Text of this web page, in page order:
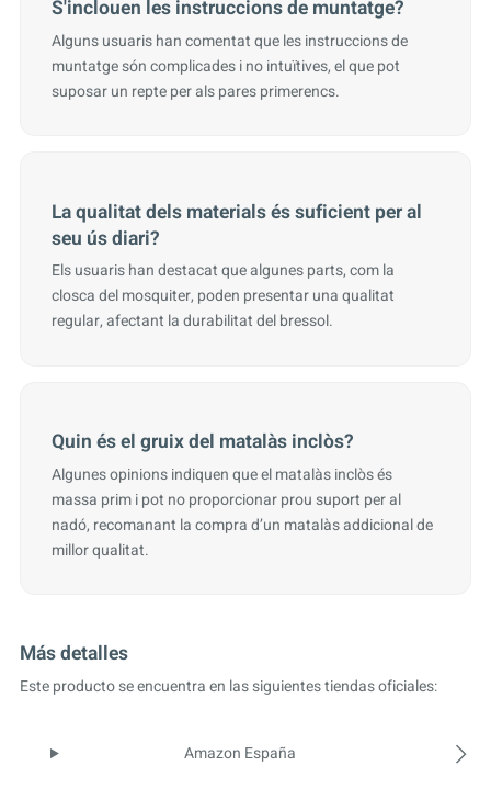
S'inclouen les instruccions de muntatge?
Alguns usuaris han comentat que les instruccions de
muntatge són complicades i no intuïtives, el que pot
suposar un repte per als pares primerencs.
La qualitat dels materials és suficient per al
seu ús diari?
Els usuaris han destacat que algunes parts, com la
closca del mosquiter, poden presentar una qualitat
regular, afectant la durabilitat del bressol.
Quin és el gruix del matalàs inclòs?
Algunes opinions indiquen que el matalàs inclòs és
massa prim i pot no proporcionar prou suport per al
nadó, recomanant la compra d’un matalàs addicional de
millor qualitat.
Más detalles
Este producto se encuentra en las siguientes tiendas oficiales:
Amazon España